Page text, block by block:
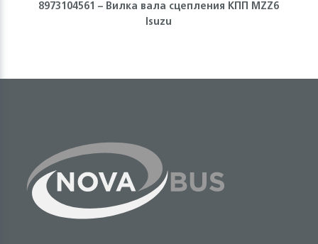
8973104561 – Вилка вала сцепления КПП MZZ6
Isuzu